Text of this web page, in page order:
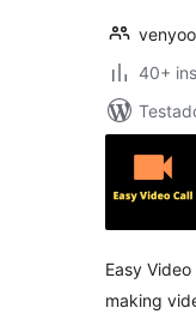
venyoo
40+
Easy
making